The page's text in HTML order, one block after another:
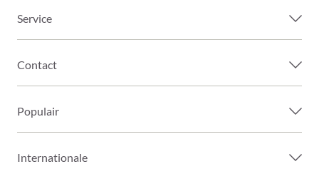
Service
Contact
Populair
Internationale